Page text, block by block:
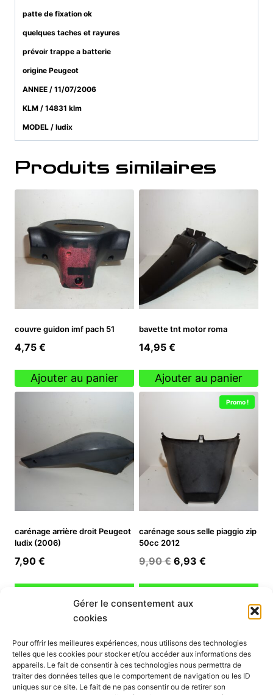
Gérer le consentement aux
cookies
Pour offrir les meilleures expériences, nous utilisons des technologies
telles que les cookies pour stocker et/ou accéder aux informations des
appareils. Le fait de consentir à ces technologies nous permettra de
traiter des données telles que le comportement de navigation ou les ID
uniques sur ce site. Le fait de ne pas consentir ou de retirer son
patte de fixation ok
quelques taches et rayures
prévoir trappe a batterie
origine Peugeot
ANNEE / 11/07/2006
KLM / 14831 klm
MODEL / ludix
Produits similaires
couvre guidon imf pach 51
4,75 €
Ajouter au panier
bavette tnt motor roma
14,95 €
Ajouter au panier
carénage arrière droit Peugeot
ludix (2006)
7,90 €
Promo !
carénage sous selle piaggio zip
50cc 2012
9,90€ Le
initial
était :
6,93 €
actuel
INFORMATION
Mon compte
Nous contacter
Mode paiement